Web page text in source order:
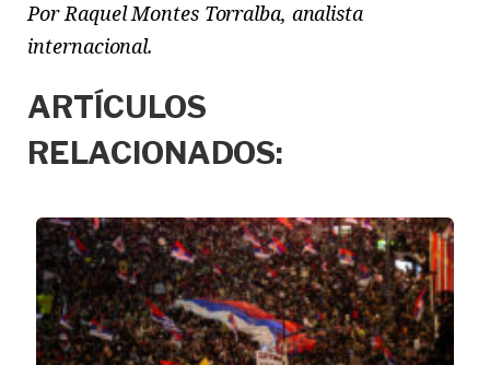
Por Raquel Montes Torralba, analista
internacional.
ARTÍCULOS
RELACIONADOS: